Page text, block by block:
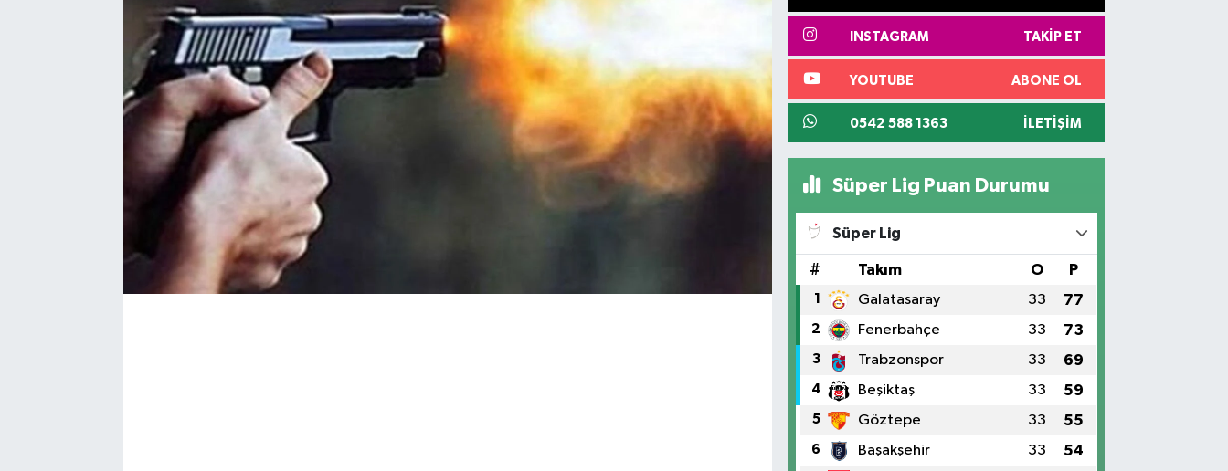
INSTAGRAM TAKIP ET
YOUTUBE ABONE OL
0542 588 1363 İLETIŞIM
Süper Lig Puan Durumu
Süper Lig
# Takım O P
1 Galatasaray 33 77
2 Fenerbahçe 33 73
3 Trabzonspor 33 69
4 Beşiktaş 33 59
5 Göztepe 33 55
6 Başakşehir 33 54